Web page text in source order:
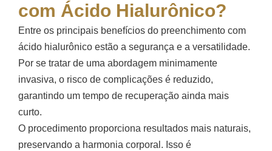
com Ácido Hialurônico?
Entre os principais benefícios do preenchimento com
ácido hialurônico estão a segurança e a versatilidade.
Por se tratar de uma abordagem minimamente
invasiva, o risco de complicações é reduzido,
garantindo um tempo de recuperação ainda mais
curto.
O procedimento proporciona resultados mais naturais,
preservando a harmonia corporal. Isso é